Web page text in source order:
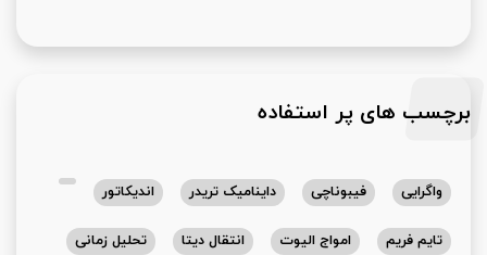
برچسب های پر استفاده
واگرایی فیبوناچی داینامیک تریدر اندیکاتور
تایم فریم امواج الیوت انتقال دیتا تحلیل زمانی